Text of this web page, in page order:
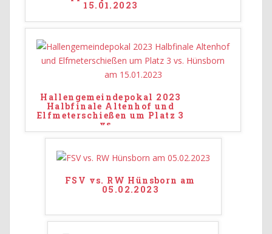
15.01.2023
Hallengemeindepokal 2023
Halbfinale Altenhof und
Elfmeterschießen um Platz 3
vs.
FSV vs. RW Hünsborn am
05.02.2023